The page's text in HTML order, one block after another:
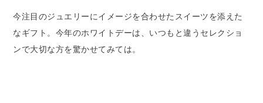
今注目のジュエリーにイメージを合わせたスイーツを添えた
なギフト。今年のホワイトデーは、いつもと違うセレクショ
ンで大切な方を驚かせてみては。